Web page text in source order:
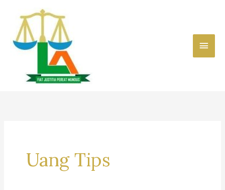
content
Main
Uang Tips